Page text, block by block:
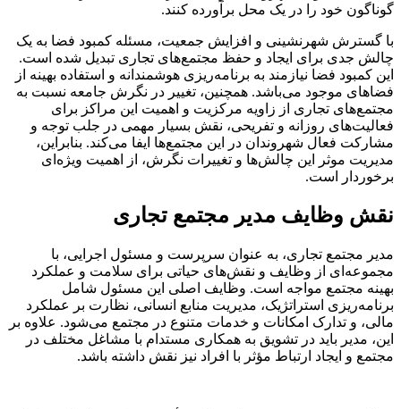
گوناگون خود را در یک محل برآورده کنند.
با گسترش شهرنشینی و افزایش جمعیت، مسئله کمبود فضا به یک
چالش جدی برای ایجاد و حفظ مجتمع‌های تجاری تبدیل شده است.
این کمبود فضا نیازمند به برنامه‌ریزی هوشمندانه و استفاده بهینه از
فضاهای موجود می‌باشد. همچنین، تغییر در نگرش جامعه نسبت به
مجتمع‌های تجاری از زاویه مرکزیت و اهمیت این مراکز برای
فعالیت‌های روزانه و تفریحی، نقش بسیار مهمی در جلب توجه و
مشارکت فعال شهروندان در این مجتمع‌ها ایفا می‌کند. بنابراین،
مدیریت موثر این چالش‌ها و تغییرات نگرش، از اهمیت ویژه‌ای
برخوردار است.
نقش وظایف مدیر مجتمع تجاری
مدیر مجتمع تجاری، به عنوان سرپرست و مسئول اجرایی، با
مجموعه‌ای از وظایف و نقش‌های حیاتی برای سلامت و عملکرد
بهینه مجتمع مواجه است. وظایف اصلی این مسئول شامل
برنامه‌ریزی استراتژیک، مدیریت منابع انسانی، نظارت بر عملکرد
مالی، و تدارک امکانات و خدمات متنوع در مجتمع می‌شود. علاوه بر
این، مدیر باید در تشویق به همکاری مستدام با مشاغل مختلف در
مجتمع و ایجاد ارتباط مؤثر با افراد نیز نقش داشته باشد.